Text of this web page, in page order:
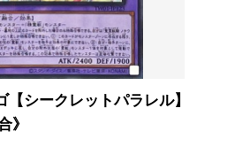
シークレットパラレル】
》